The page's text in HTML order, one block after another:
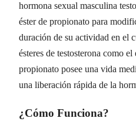
hormona sexual masculina
éster de propionato para
duración de su actividad en el
ésteres de testosterona como
propionato posee una vida
una liberación rápida de la
¿Cómo Funciona?